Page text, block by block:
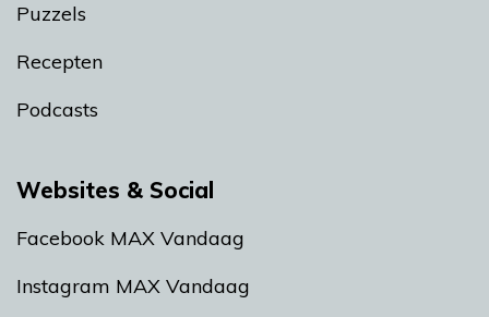
Puzzels
Recepten
Podcasts
Websites & Social
Facebook MAX Vandaag
Instagram MAX Vandaag